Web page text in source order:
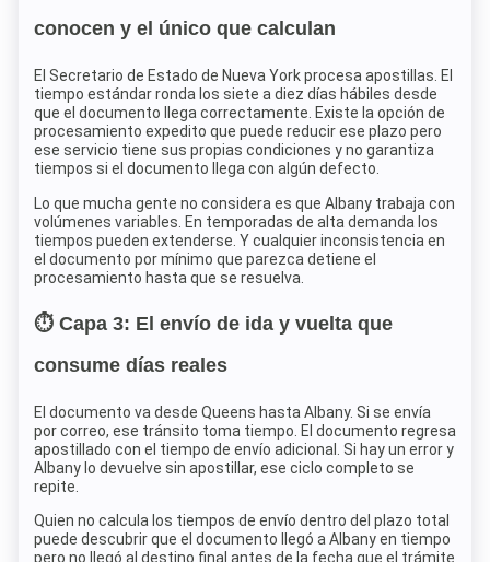
conocen y el único que calculan
El Secretario de Estado de Nueva York procesa apostillas. El
tiempo estándar ronda los siete a diez días hábiles desde
que el documento llega correctamente. Existe la opción de
procesamiento expedito que puede reducir ese plazo pero
ese servicio tiene sus propias condiciones y no garantiza
tiempos si el documento llega con algún defecto.
Lo que mucha gente no considera es que Albany trabaja con
volúmenes variables. En temporadas de alta demanda los
tiempos pueden extenderse. Y cualquier inconsistencia en
el documento por mínimo que parezca detiene el
procesamiento hasta que se resuelva.
⏱️ Capa 3: El envío de ida y vuelta que
consume días reales
El documento va desde Queens hasta Albany. Si se envía
por correo, ese tránsito toma tiempo. El documento regresa
apostillado con el tiempo de envío adicional. Si hay un error y
Albany lo devuelve sin apostillar, ese ciclo completo se
repite.
Quien no calcula los tiempos de envío dentro del plazo total
puede descubrir que el documento llegó a Albany en tiempo
pero no llegó al destino final antes de la fecha que el trámite